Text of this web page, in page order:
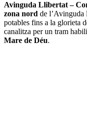
Avinguda Llibertat –
zona nord de l’Avinguda
potables fins a la glorieta
canalitza per un tram
Mare de Déu.